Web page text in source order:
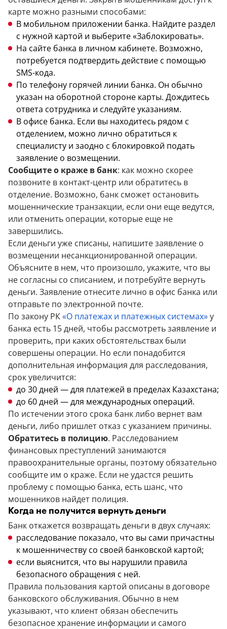
карте можно разными способами:
В мобильном приложении банка. Найдите раздел
с нужной картой и выберите «Заблокировать».
На сайте банка в личном кабинете. Возможно,
потребуется подтвердить действие с помощью
SMS-кода.
По телефону горячей линии банка. Он обычно
указан на оборотной стороне карты. Дождитесь
ответа сотрудника и следуйте указаниям.
В офисе банка. Если вы находитесь рядом с
отделением, можно лично обратиться к
специалисту и заодно с блокировкой подать
заявление о возмещении.
Сообщите о краже в банк: как можно скорее
позвоните в контакт-центр или обратитесь в
отделение. Возможно, банк сможет остановить
мошеннические транзакции, если они еще ведутся,
или отменить операции, которые еще не
завершились.
Если деньги уже списаны, напишите заявление о
возмещении несанкционированной операции.
Объясните в нем, что произошло, укажите, что вы
не согласны со списанием, и потребуйте вернуть
деньги. Заявление отнесите лично в офис банка или
отправьте по электронной почте.
По закону РК«О платежах и платежных системах»у
банка есть 15 дней, чтобы рассмотреть заявление и
проверить, при каких обстоятельствах были
совершены операции. Но если понадобится
дополнительная информация для расследования,
срок увеличится:
до 30 дней — для платежей в пределах Казахстана;
до 60 дней — для международных операций.
По истечении этого срока банк либо вернет вам
деньги, либо пришлет отказ с указанием причины.
Обратитесь в полицию. Расследованием
финансовых преступлений занимаются
правоохранительные органы, поэтому обязательно
сообщите им о краже. Если не удастся решить
проблему с помощью банка, есть шанс, что
мошенников найдет полиция.
Когда не получится вернуть деньги
Банк откажется возвращать деньги в двух случаях:
расследование показало, что вы сами причастны
к мошенничеству со своей банковской картой;
если выяснится, что вы нарушили правила
безопасного обращения с ней.
Правила пользования картой описаны в договоре
банковского обслуживания. Обычно в нем
указывают, что клиент обязан обеспечить
безопасное хранение информации и самого